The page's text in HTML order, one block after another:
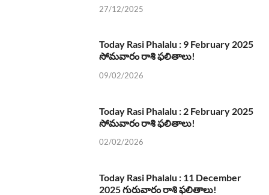
27/12/2025
Today Rasi Phalalu : 9 February 2025
సోమవారం రాశి ఫలితాలు!
09/02/2026
Today Rasi Phalalu : 2 February 2025
సోమవారం రాశి ఫలితాలు!
02/02/2026
Today Rasi Phalalu : 11 December
2025 గురువారం రాశి ఫలితాలు!